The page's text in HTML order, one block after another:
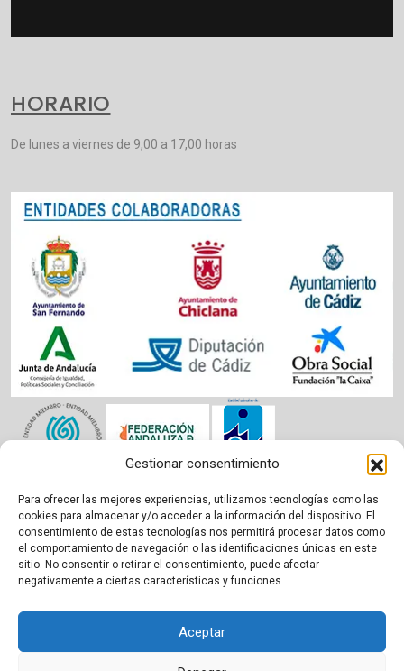
Gestionar consentimiento
Para ofrecer las mejores experiencias, utilizamos tecnologías como las
cookies para almacenar y/o acceder a la información del dispositivo. El
consentimiento de estas tecnologías nos permitirá procesar datos como
el comportamiento de navegación o las identificaciones únicas en este
sitio. No consentir o retirar el consentimiento, puede afectar
negativamente a ciertas características y funciones.
Aceptar
HORARIO
De lunes a viernes de 9,00 a 17,00 horas
Aviso legal|Política de cookies|Privacidad